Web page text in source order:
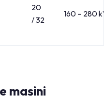
20
/ 32
160 – 280
mașini